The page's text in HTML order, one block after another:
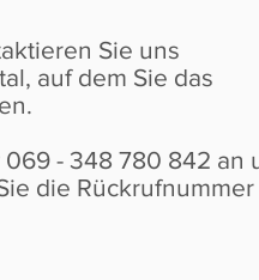
Sie uns
auf dem Sie das
- 348 780 842 an
die Rückrufnummer